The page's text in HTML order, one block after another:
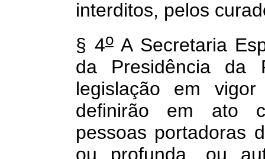
interditos, pelos
§ 4oA Secretaria
da Presidência da
legislação em
definirão em ato
pessoas portadoras
ou profunda, ou